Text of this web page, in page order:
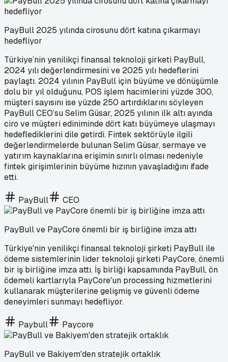
PayBull 2025 yılında cirosunu dört katına çıkarmayı
hedefliyor
Türkiye’nin yenilikçi finansal teknoloji şirketi PayBull,
2024 yılı değerlendirmesini ve 2025 yılı hedeflerini
paylaştı. 2024 yılının PayBull için büyüme ve dönüşümle
dolu bir yıl olduğunu, POS işlem hacimlerini yüzde 300,
müşteri sayısını ise yüzde 250 artırdıklarını söyleyen
PayBull CEO’su Selim Güsar, 2025 yılının ilk altı ayında
ciro ve müşteri ediniminde dört katı büyümeye ulaşmayı
hedeflediklerini dile getirdi. Fintek sektörüyle ilgili
değerlendirmelerde bulunan Selim Güsar, sermaye ve
yatırım kaynaklarına erişimin sınırlı olması nedeniyle
fintek girişimlerinin büyüme hızının yavaşladığını ifade
etti.
PayBull CEO
PayBull ve PayCore önemli bir iş birliğine imza attı
Türkiye'nin yenilikçi finansal teknoloji şirketi PayBull ile
ödeme sistemlerinin lider teknoloji şirketi PayCore, önemli
bir iş birliğine imza attı. İş birliği kapsamında PayBull, ön
ödemeli kartlarıyla PayCore'un processing hizmetlerini
kullanarak müşterilerine gelişmiş ve güvenli ödeme
deneyimleri sunmayı hedefliyor.
Paybull Paycore
PayBull ve Bakiyem'den stratejik ortaklık